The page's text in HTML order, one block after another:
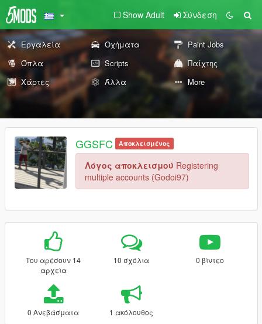
Show Adult Σύνδεση
Εργαλεία Οχήματα
Paint Jobs
Όπλα
Scripts
Παίχτης
Χάρτες
Άλλα More
GGSFC Αποκλεισμένος
Λόγος αποκλεισμού Registering
multiple accounts (Godoi97)
Του αρέσουν 14
αρχεία
10 σχόλια 0 βίντεο
0 Ανεβάσματα 1 ακόλουθος